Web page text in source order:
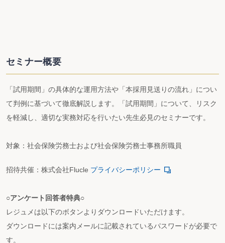
セミナー概要
「試用期間」の具体的な運用方法や「本採用見送りの流れ」につい
て判例に基づいて徹底解説します。「試用期間」について、リスク
を軽減し、適切な実務対応を行いたい先生必見のセミナーです。
対象：社会保険労務士および社会保険労務士事務所職員
招待共催：株式会社Flucle プライバシーポリシー
○アンケート回答者特典○
レジュメは以下のボタンよりダウンロードいただけます。
ダウンロードには案内メールに記載されているパスワードが必要で
す。